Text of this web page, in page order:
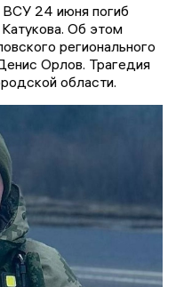
ВСУ 24 июня погиб
Об этом
регионального
Орлов. Трагедия
области.